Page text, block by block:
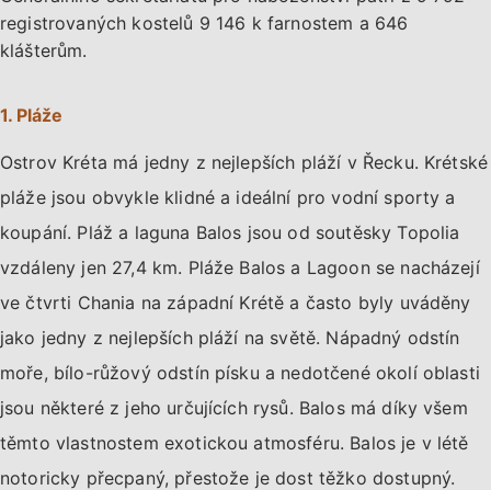
registrovaných kostelů 9 146 k farnostem a 646
klášterům.
1. Pláže
Ostrov Kréta má jedny z nejlepších pláží v Řecku. Krétské
pláže jsou obvykle klidné a ideální pro vodní sporty a
koupání. Pláž a laguna Balos jsou od soutěsky Topolia
vzdáleny jen 27,4 km. Pláže Balos a Lagoon se nacházejí
ve čtvrti Chania na západní Krétě a často byly uváděny
jako jedny z nejlepších pláží na světě. Nápadný odstín
moře, bílo-růžový odstín písku a nedotčené okolí oblasti
jsou některé z jeho určujících rysů. Balos má díky všem
těmto vlastnostem exotickou atmosféru. Balos je v létě
notoricky přecpaný, přestože je dost těžko dostupný.